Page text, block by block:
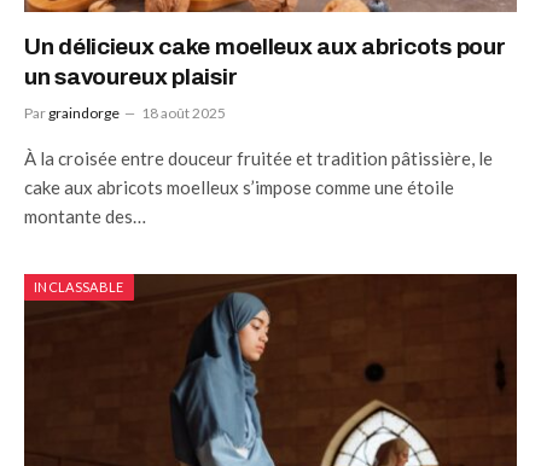
Un délicieux cake moelleux aux abricots pour
un savoureux plaisir
Par graindorge 18 août 2025
À la croisée entre douceur fruitée et tradition pâtissière, le
cake aux abricots moelleux s’impose comme une étoile
montante des…
INCLASSABLE